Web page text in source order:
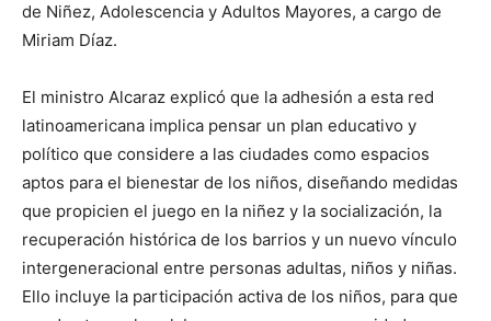
de Niñez, Adolescencia y Adultos Mayores, a cargo de
Miriam Díaz.
El ministro Alcaraz explicó que la adhesión a esta red
latinoamericana implica pensar un plan educativo y
político que considere a las ciudades como espacios
aptos para el bienestar de los niños, diseñando medidas
que propicien el juego en la niñez y la socialización, la
recuperación histórica de los barrios y un nuevo vínculo
intergeneracional entre personas adultas, niños y niñas.
Ello incluye la participación activa de los niños, para que